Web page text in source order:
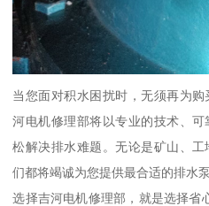
当您面对积水困扰时，无须再为
河电机修理部将以专业的技术、
松解决排水难题。无论是矿山、
们都将竭诚为您提供最合适的排水
选择吉河电机修理部，就是选择省